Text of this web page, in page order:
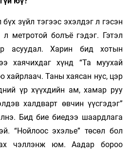
зүйл тэгээс эхэлдэг л гэсэн
метротой болъё гэдэг. Гэтэл
асуудал. Харин бид хотын
хаячихдаг хүнд “Та муухай
хайрлаач. Таны хаясан нус, цэр
үр хүүхдийн ам, хамар руу
халдварт өвчин үүсгэдэг”
Бид бие биедээ шаардлага
“Нойлоос эхэлье” төсөл бол
чэллэнж юм. Аадар бороо